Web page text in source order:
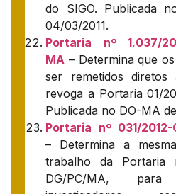
do SIGO. Publicada
04/03/2011.
Portaria nº 1.037/
MA – Determina que
ser remetidos
revoga a Portaria 01/
Publicada no DO-MA de
Portaria nº 031/2012-
– Determina a
trabalho da Portaria
DG/PC/MA, para